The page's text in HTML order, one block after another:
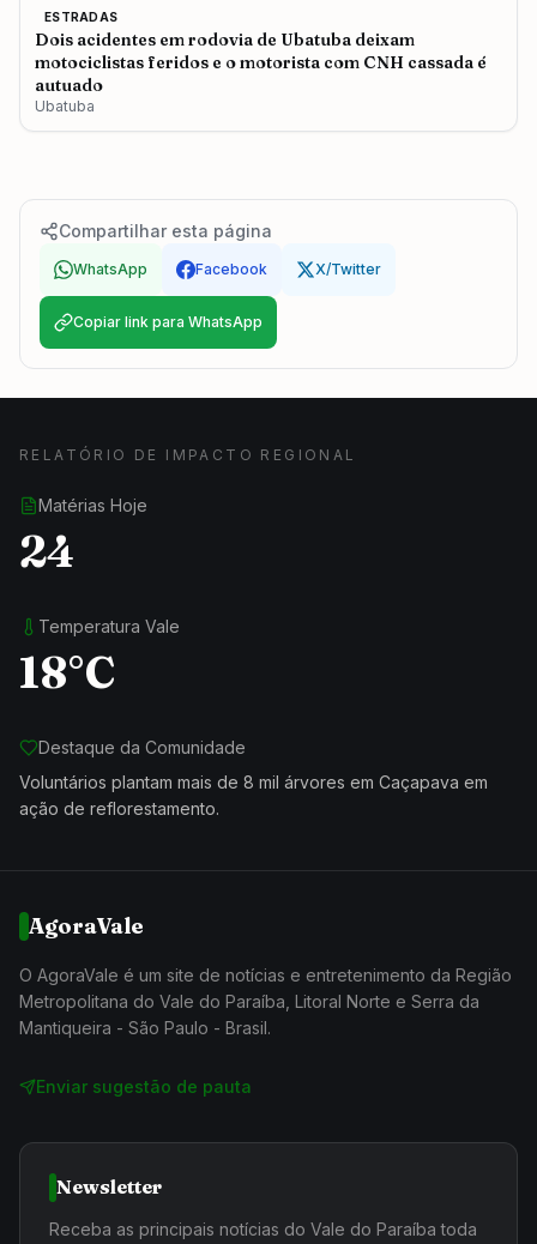
ESTRADAS
Dois acidentes em rodovia de Ubatuba deixam
motociclistas feridos e o motorista com CNH cassada é
autuado
Ubatuba
Compartilhar esta página
WhatsApp Facebook X/Twitter
Copiar link para WhatsApp
RELATÓRIO DE IMPACTO REGIONAL
Matérias Hoje
24
Temperatura Vale
18°C
Destaque da Comunidade
Voluntários plantam mais de 8 mil árvores em Caçapava em
ação de reflorestamento.
AgoraVale
O AgoraVale é um site de notícias e entretenimento da Região
Metropolitana do Vale do Paraíba, Litoral Norte e Serra da
Mantiqueira - São Paulo - Brasil.
Enviar sugestão de pauta
Newsletter
Receba as principais notícias do Vale do Paraíba toda